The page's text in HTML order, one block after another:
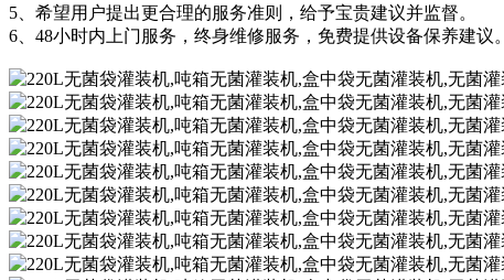
5、希望用户提出更合理的服务准则，给予宝贵建议并监督。
6、48小时内上门服务，终身维修服务，免费提供设备保养建议。